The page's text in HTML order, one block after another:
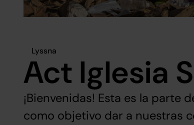
Lyssna
Act Iglesia
¡Bienvenidas! Esta es la parte
como objetivo dar a nuestras